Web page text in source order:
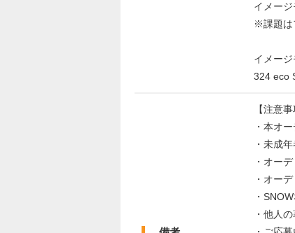
イメー
※課題は
イメージ
324 eco
【注意事
・本オ
・未成
・オー
・オー
・
・他人